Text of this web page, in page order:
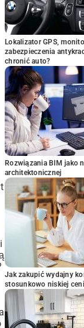
Lokalizator GPS,
zabezpieczenia
chronić auto?
Rozwiązania BIM jako
architektonicznej
Jak zakupić wydajny
stosunkowo niskiej